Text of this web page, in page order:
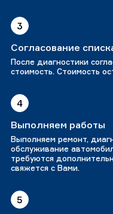
3
Согласование
После диагностики
стоимость. Стоимость
4
Выполняем работы
Выполняем ремонт,
обслуживание
требуются
свяжется с Вами.
5